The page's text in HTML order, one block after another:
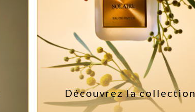
Découvrez la collection